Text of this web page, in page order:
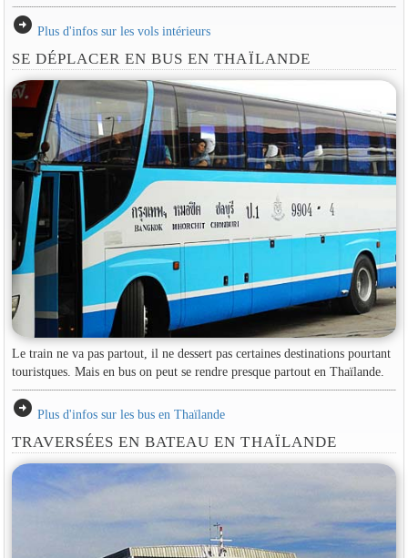
arrow_circle_right Plus d'infos sur les vols intérieurs
SE DÉPLACER EN BUS EN THAÏLANDE
Le train ne va pas partout, il ne dessert pas certaines destinations pourtant
touristques. Mais en bus on peut se rendre presque partout en Thaïlande.
arrow_circle_right Plus d'infos sur les bus en Thaïlande
TRAVERSÉES EN BATEAU EN THAÏLANDE